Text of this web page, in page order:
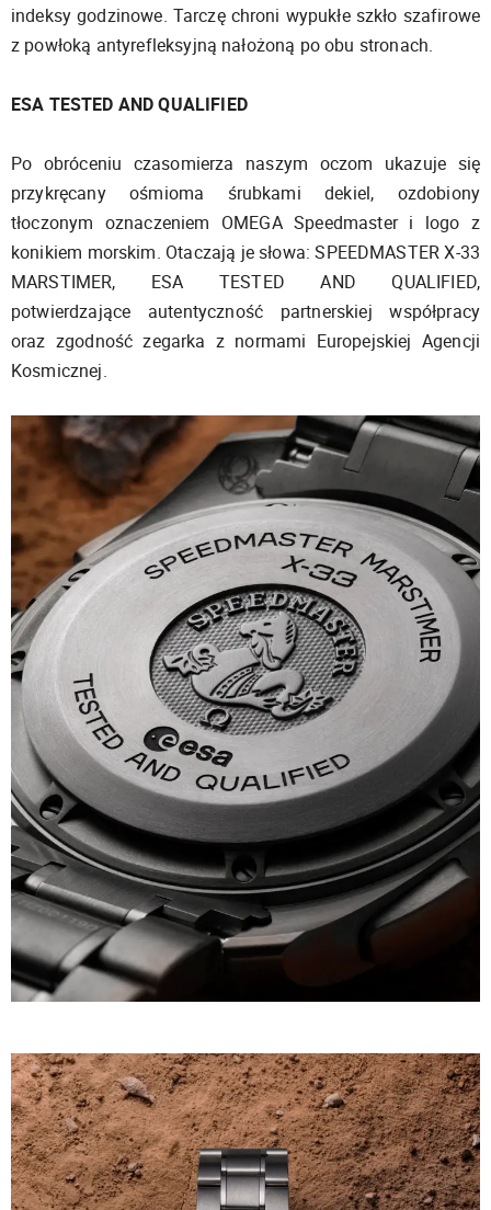
indeksy godzinowe. Tarczę chroni wypukłe szkło szafirowe
z powłoką antyrefleksyjną nałożoną po obu stronach.
ESA TESTED AND QUALIFIED
Po obróceniu czasomierza naszym oczom ukazuje się
przykręcany ośmioma śrubkami dekiel, ozdobiony
tłoczonym oznaczeniem OMEGA Speedmaster i logo z
konikiem morskim. Otaczają je słowa: SPEEDMASTER X-33
MARSTIMER, ESA TESTED AND QUALIFIED,
potwierdzające autentyczność partnerskiej współpracy
oraz zgodność zegarka z normami Europejskiej Agencji
Kosmicznej.